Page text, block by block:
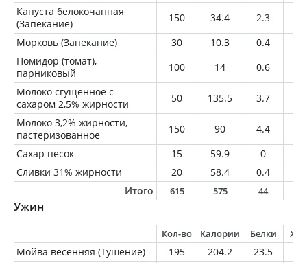
Капуста белокочанная
(Запекание)
150 34.4 2.3
Морковь (Запекание)
30 10.3 0.4
Помидор (томат),
парниковый
100 14 0.6
Молоко сгущенное с
сахаром 2,5% жирности
50 135.5 3.7
Молоко 3,2% жирности,
пастеризованное
150 90 4.4
Сахар песок
15 59.9 0
Сливки 31% жирности
20 58.4 0.4
Итого
615 575 44
Ужин
Кол-во Калории Белки
Мойва весенняя (Тушение) 195 204.2 23.5